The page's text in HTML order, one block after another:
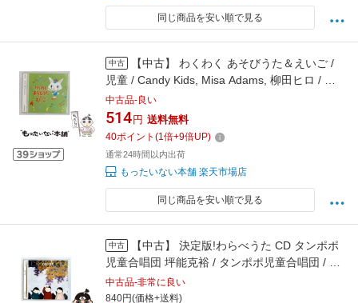
同じ商品を安い順で見る
中古
【中古】 わくわく あそびうた＆えいご /
児童 / Candy Kids, Misa Adams, 柳田ヒロ / キ
ングレコード [CD]【メール便送料無料】【最短
翌日配達対応】
中古品-良い
514 円 送料無料
40ポイント (1倍+9倍UP)
通常24時間以内出荷
もったいない本舗 楽天市場店
同じ商品を安い順で見る
中古
【中古】 決定版!わらべうた CD タンポポ
児童合唱団 坪能克裕 / タンポポ児童合唱団 / キ
ングレコード [CD]【ネコポス発送】
中古品-非常に良い
840円(価格+送料)